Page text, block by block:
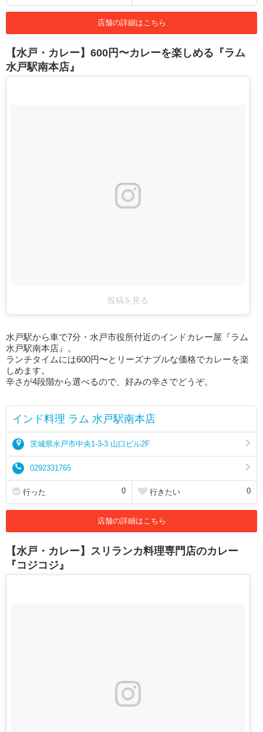
店舗の詳細はこちら
【水戸・カレー】600円〜カレーを楽しめる『ラム
水戸駅南本店』
投稿を見る
水戸駅から車で7分・水戸市役所付近のインドカレー屋『ラム
水戸駅南本店』。
ランチタイムには600円〜とリーズナブルな価格でカレーを楽
しめます。
辛さが4段階から選べるので、好みの辛さでどうぞ。
インド料理 ラム 水戸駅南本店
茨城県水戸市中央1-3-3 山口ビル2F
0292331765
行った 0 行きたい 0
店舗の詳細はこちら
【水戸・カレー】スリランカ料理専門店のカレー
『コジコジ』